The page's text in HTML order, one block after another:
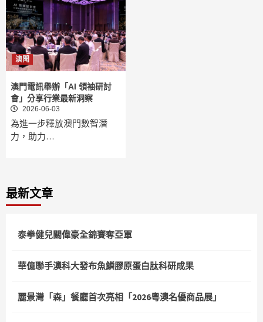
澳聞
澳門電訊舉辦「AI 領袖研討
會」分享行業最新洞察
2026-06-03
為進一步釋放澳門數智潛
力，助力…
最新文章
泰拳健兒關偉豪全錦賽奪亞軍
華億聯手澳科大發布魚鱗膠原蛋白肽科研成果
麗景灣「森」餐廳首次亮相「2026粵澳名優商品展」